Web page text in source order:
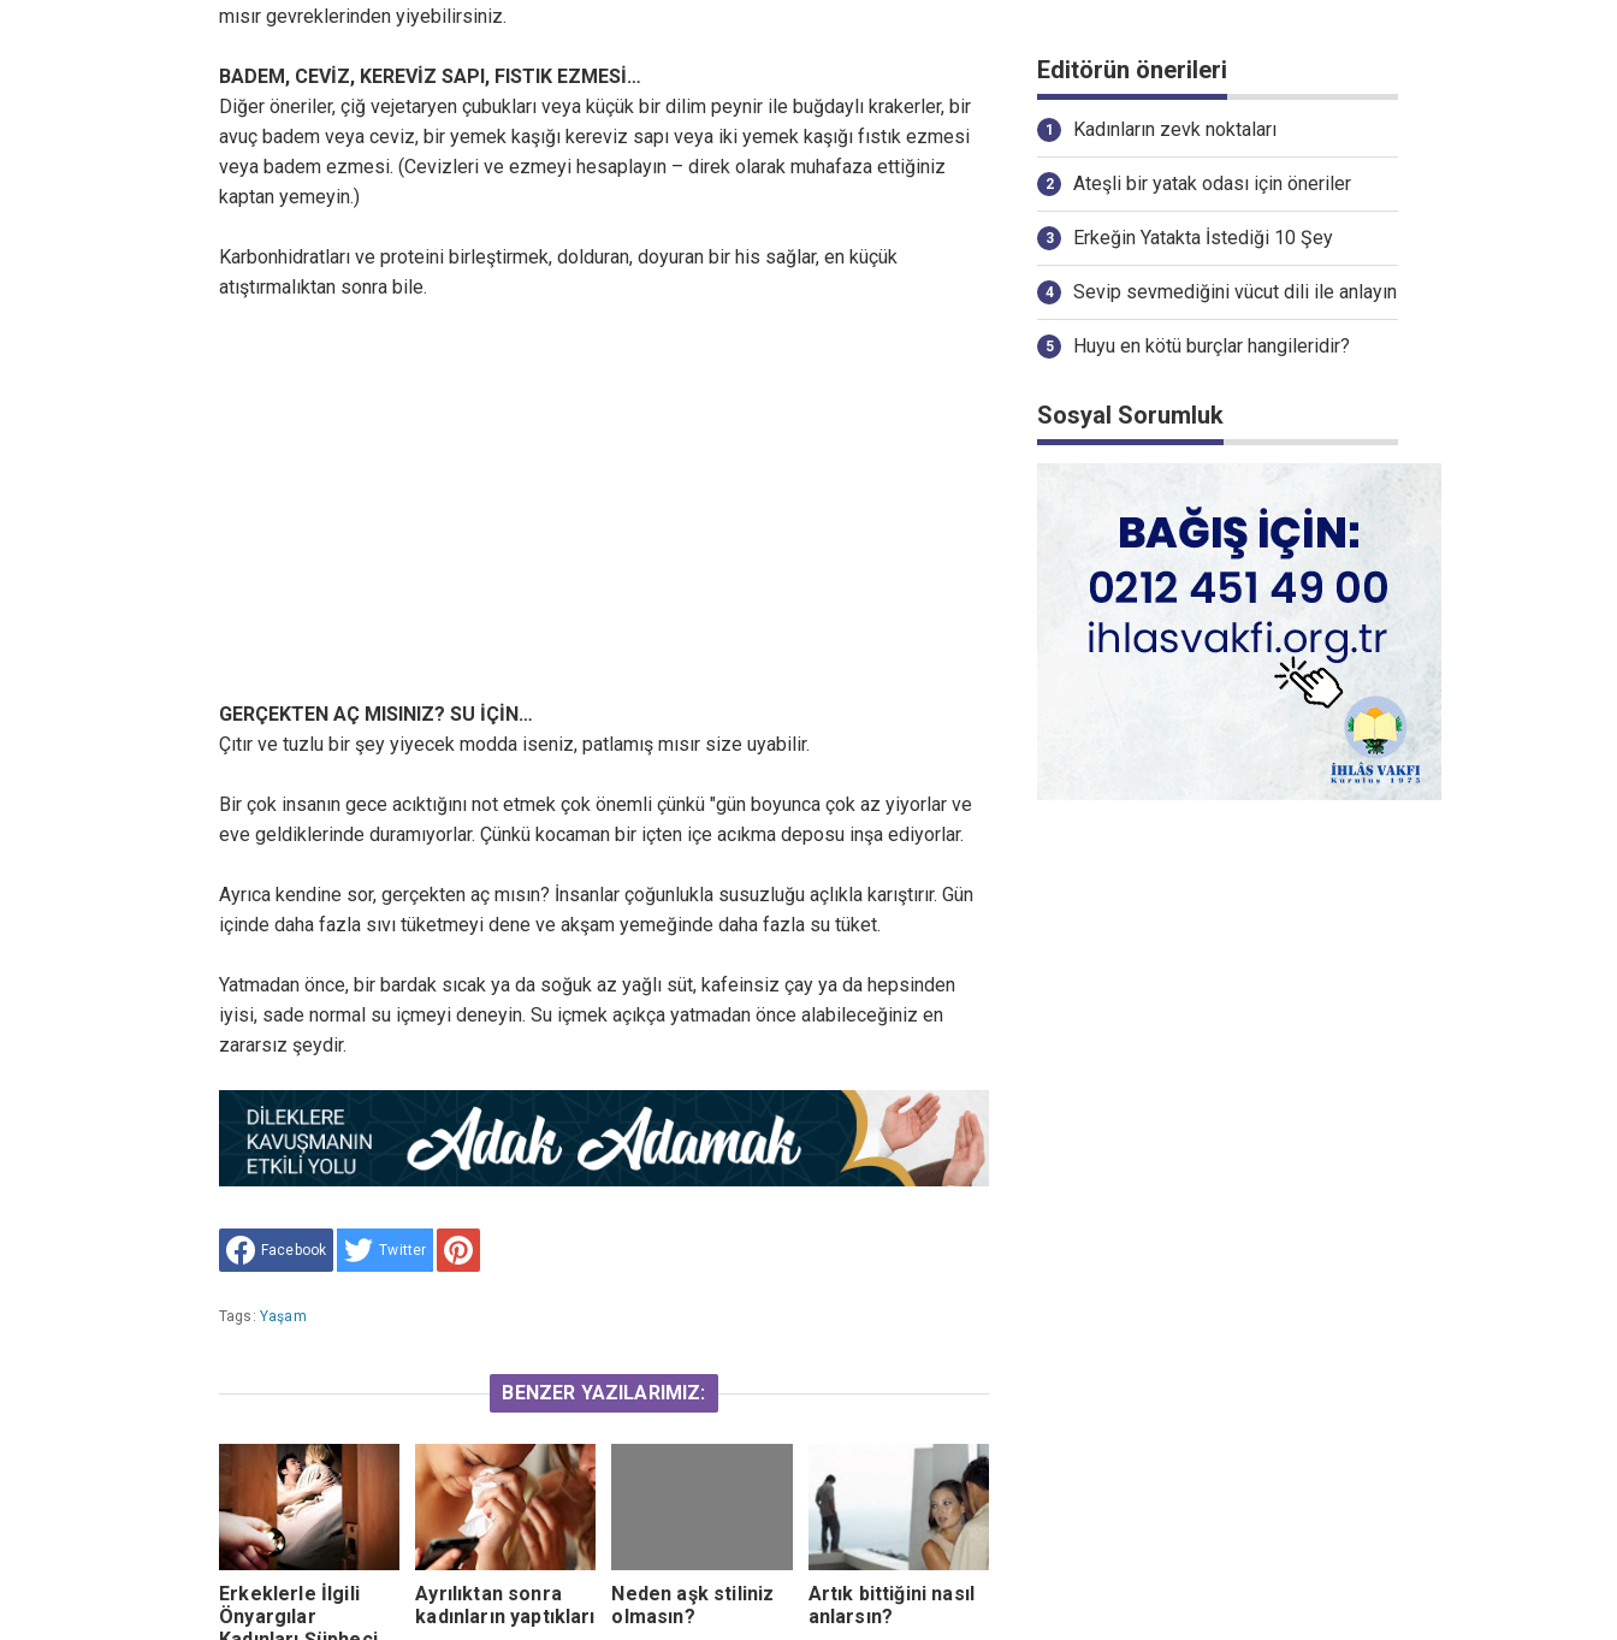
mısır gevreklerinden yiyebilirsiniz.
BADEM, CEVİZ, KEREVİZ SAPI, FISTIK EZMESİ…
Diğer öneriler, çiğ vejetaryen çubukları veya küçük bir dilim peynir ile buğdaylı krakerler, bir
avuç badem veya ceviz, bir yemek kaşığı kereviz sapı veya iki yemek kaşığı fıstık ezmesi
veya badem ezmesi. (Cevizleri ve ezmeyi hesaplayın – direk olarak muhafaza ettiğiniz
kaptan yemeyin.)
Karbonhidratları ve proteini birleştirmek, dolduran, doyuran bir his sağlar, en küçük
atıştırmalıktan sonra bile.
GERÇEKTEN AÇ MISINIZ? SU İÇİN…
Çıtır ve tuzlu bir şey yiyecek modda iseniz, patlamış mısır size uyabilir.
Bir çok insanın gece acıktığını not etmek çok önemli çünkü "gün boyunca çok az yiyorlar ve
eve geldiklerinde duramıyorlar. Çünkü kocaman bir içten içe acıkma deposu inşa ediyorlar.
Ayrıca kendine sor, gerçekten aç mısın? İnsanlar çoğunlukla susuzluğu açlıkla karıştırır. Gün
içinde daha fazla sıvı tüketmeyi dene ve akşam yemeğinde daha fazla su tüket.
Yatmadan önce, bir bardak sıcak ya da soğuk az yağlı süt, kafeinsiz çay ya da hepsinden
iyisi, sade normal su içmeyi deneyin. Su içmek açıkça yatmadan önce alabileceğiniz en
zararsız şeydir.
Facebook Twitter
Tags: Yaşam
BENZER YAZILARIMIZ:
Erkeklerle İlgili
Önyargılar
Ayrılıktan sonra
kadınların yaptıkları
Neden aşk stiliniz
olmasın?
Artık bittiğini nasıl
anlarsın?
Editörün önerileri
Kadınların zevk noktaları
Ateşli bir yatak odası için öneriler
Erkeğin Yatakta İstediği 10 Şey
Sevip sevmediğini vücut dili ile anlayın
Huyu en kötü burçlar hangileridir?
Sosyal Sorumluk